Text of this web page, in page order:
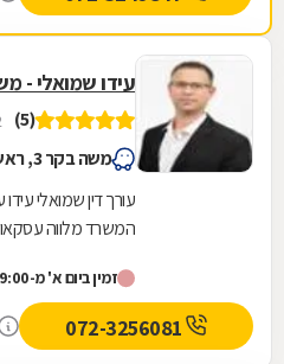
עידו שמואלי -
(5)
2
משה בקר 3, ראשון לציון
עורך דין שמואלי
המשרד מלווה
זמין ביום א' מ-9:00